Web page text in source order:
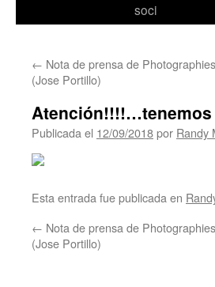
soci
← Nota de prensa de
(Jose Portillo)
Atención!!!!…tenemos
Publicada el 12/09/2018por Randy
Esta entrada fue publicada en
← Nota de prensa de
(Jose Portillo)